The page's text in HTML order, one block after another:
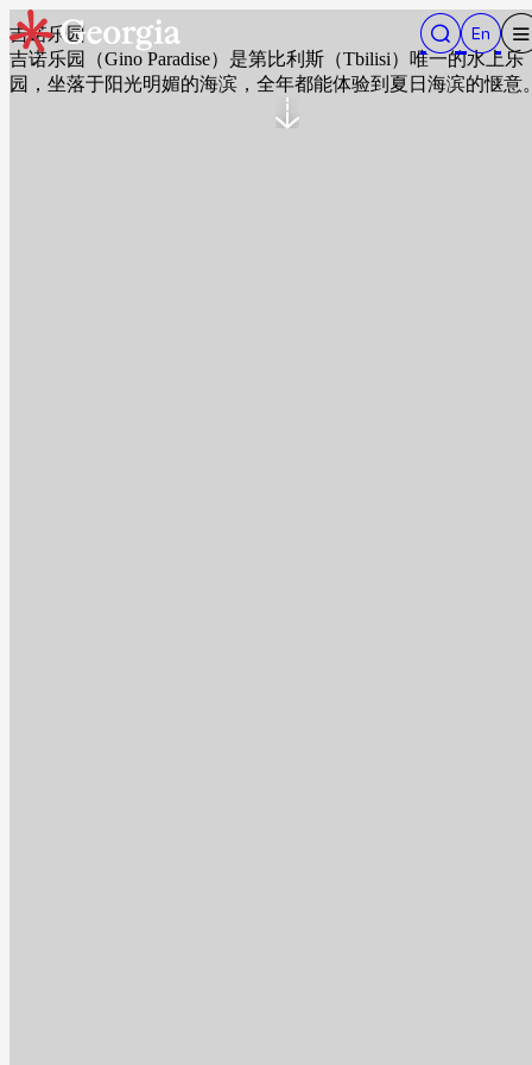
吉诺乐园
吉诺乐园（Gino Paradise）是第比利斯（Tbilisi）唯一的水上乐
园，坐落于阳光明媚的海滨，全年都能体验到夏日海滨的惬意